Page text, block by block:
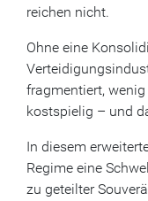
reichen nicht.
Ohne eine
fragmentiert,
kostspielig – und
In diesem
Regime eine
zu geteilter